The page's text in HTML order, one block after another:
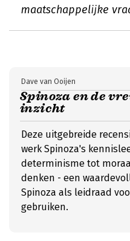
maatschappelijke
Spinoza en de
inzicht
Dave van Ooijen
Deze uitgebreide
werk Spinoza's
determinisme tot
denken - een
Spinoza als leidraad
gebruiken.